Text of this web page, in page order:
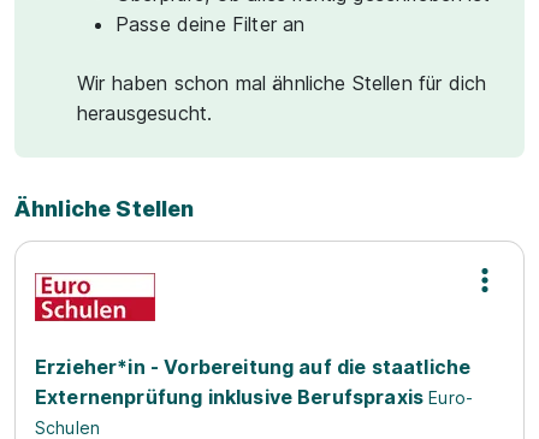
Passe deine Filter an
Wir haben schon mal ähnliche Stellen für dich
herausgesucht.
Ähnliche Stellen
Erzieher*in - Vorbereitung auf die staatliche
Externenprüfung inklusive Berufspraxis Euro-
Schulen